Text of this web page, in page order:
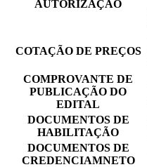
AUTORIZAÇÃO
COTAÇÃO DE PREÇOS
COMPROVANTE DE
PUBLICAÇÃO DO
EDITAL
DOCUMENTOS DE
HABILITAÇÃO
DOCUMENTOS DE
CREDENCIAMNETO